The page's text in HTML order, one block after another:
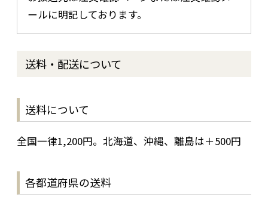
ールに明記しております。
送料・配送について
送料について
全国一律1,200円。北海道、沖縄、離島は＋500円
各都道府県の送料